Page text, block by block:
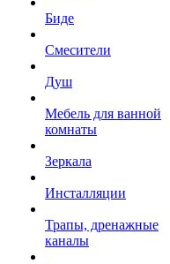
Биде
Смесители
Душ
Мебель для ванной
комнаты
Зеркала
Инсталляции
Трапы, дренажные
каналы